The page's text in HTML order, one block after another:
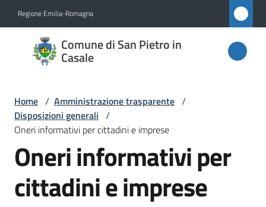
Regione Emilia-Romagna
Comune di San Pietro in
Casale
Comune
di San
in
Casale
Amministrazione
Menu selezionato
Novità
Home / Amministrazione trasparente /
Disposizioni generali /
Oneri informativi per cittadini e imprese
Oneri informativi per
cittadini e imprese